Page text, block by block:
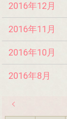
2016年12月
2016年11月
2016年10月
2016年8月